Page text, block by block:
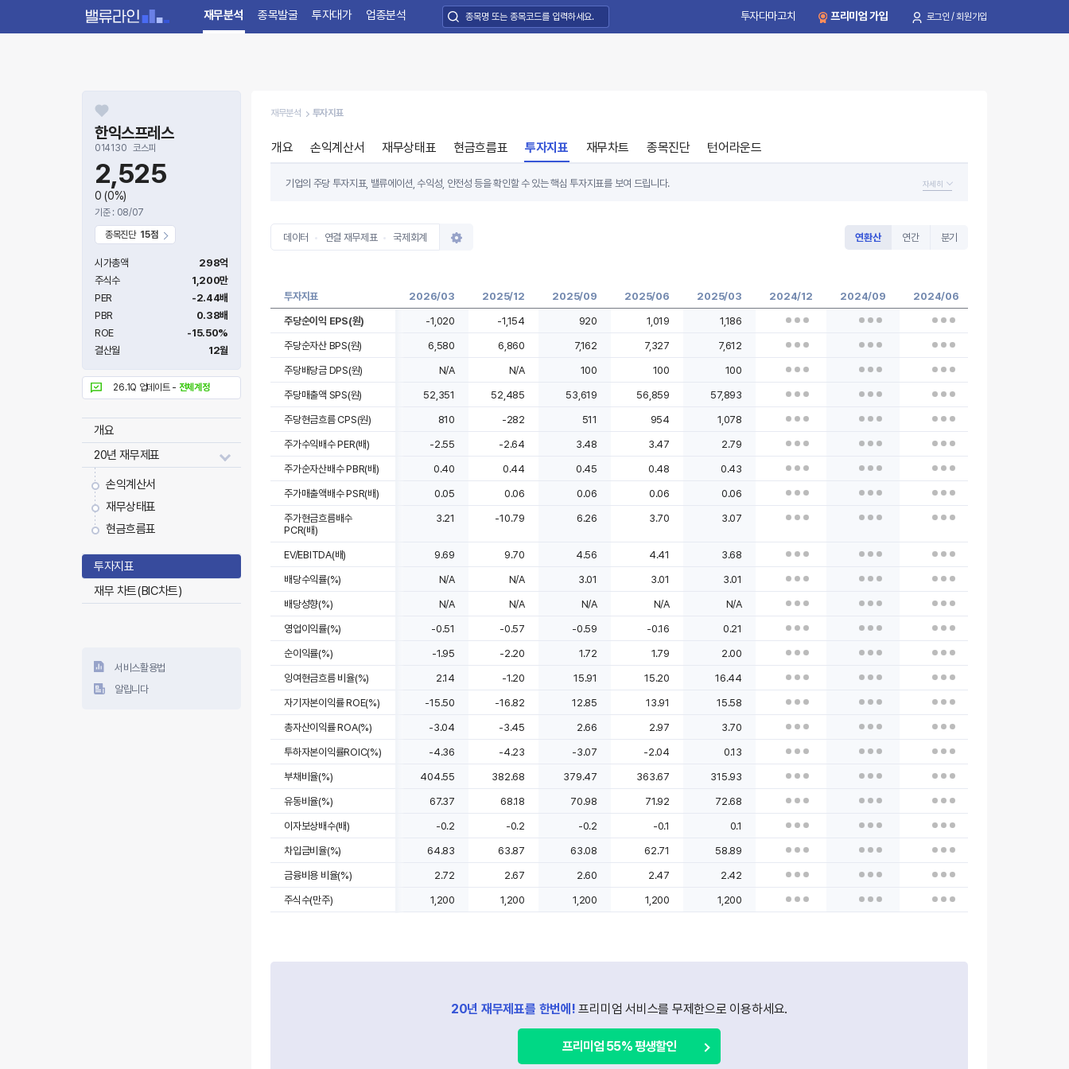
재무분석 종목발굴 투자대가 업종분석 투자다마고치 프리미엄 가입 로그인 / 회원가입
한익스프레스
014130 코스피
2,525
0 (0%)
기준 : 08/07
종목진단 15점
시가총액
298억
주식수
1,200만
PER
-2.44배
PBR
0.38배
ROE
-15.50%
결산월
12월
26.1Q 업데이트 - 전체계정
개요
20년 재무제표
손익계산서
재무상태표
현금흐름표
투자지표
재무 차트(BIC차트)
서비스활용법
알립니다
재무분석 투자지표
개요 손익계산서 재무상태표 현금흐름표 투자지표 재무차트 종목진단 턴어라운드
자세히
기업의 주당 투자지표, 밸류에이션, 수익성, 안전성 등을 확인할 수 있는 핵심 투자지표를 보여 드립니다.
데이터 연결 재무제표 국제회계 연환산 연간 분기
투자지표 2026/03 2025/12 2025/09 2025/06 2025/03 2024/12 2024/09 2024/06
주당순이익 EPS(원) -1,020 -1,154 920 1,019 1,186
주당순자산 BPS(원) 6,580 6,860 7,162 7,327 7,612
주당배당금 DPS(원) N/A N/A 100 100 100
주당매출액 SPS(원) 52,351 52,485 53,619 56,859 57,893
주당현금흐름 CPS(원) 810 -282 511 954 1,078
주가수익배수 PER(배) -2.55 -2.64 3.48 3.47 2.79
주가순자산배수 PBR(배) 0.40 0.44 0.45 0.48 0.43
주가매출액배수 PSR(배) 0.05 0.06 0.06 0.06 0.06
주가현금흐름배수
PCR(배)
3.21 -10.79 6.26 3.70 3.07
EV/EBITDA(배) 9.69 9.70 4.56 4.41 3.68
배당수익률(%) N/A N/A 3.01 3.01 3.01
배당성향(%) N/A N/A N/A N/A N/A
영업이익률(%) -0.51 -0.57 -0.59 -0.16 0.21
순이익률(%) -1.95 -2.20 1.72 1.79 2.00
잉여현금흐름 비율(%) 2.14 -1.20 15.91 15.20 16.44
자기자본이익률 ROE(%) -15.50 -16.82 12.85 13.91 15.58
총자산이익률 ROA(%) -3.04 -3.45 2.66 2.97 3.70
투하자본이익률ROIC(%) -4.36 -4.23 -3.07 -2.04 0.13
부채비율(%) 404.55 382.68 379.47 363.67 315.93
유동비율(%) 67.37 68.18 70.98 71.92 72.68
이자보상배수(배) -0.2 -0.2 -0.2 -0.1 0.1
차입금비율(%) 64.83 63.87 63.08 62.71 58.89
금융비용 비율(%) 2.72 2.67 2.60 2.47 2.42
주식수(만주) 1,200 1,200 1,200 1,200 1,200
20년 재무제표를 한번에! 프리미엄 서비스를 무제한으로 이용하세요.
프리미엄 55% 평생할인